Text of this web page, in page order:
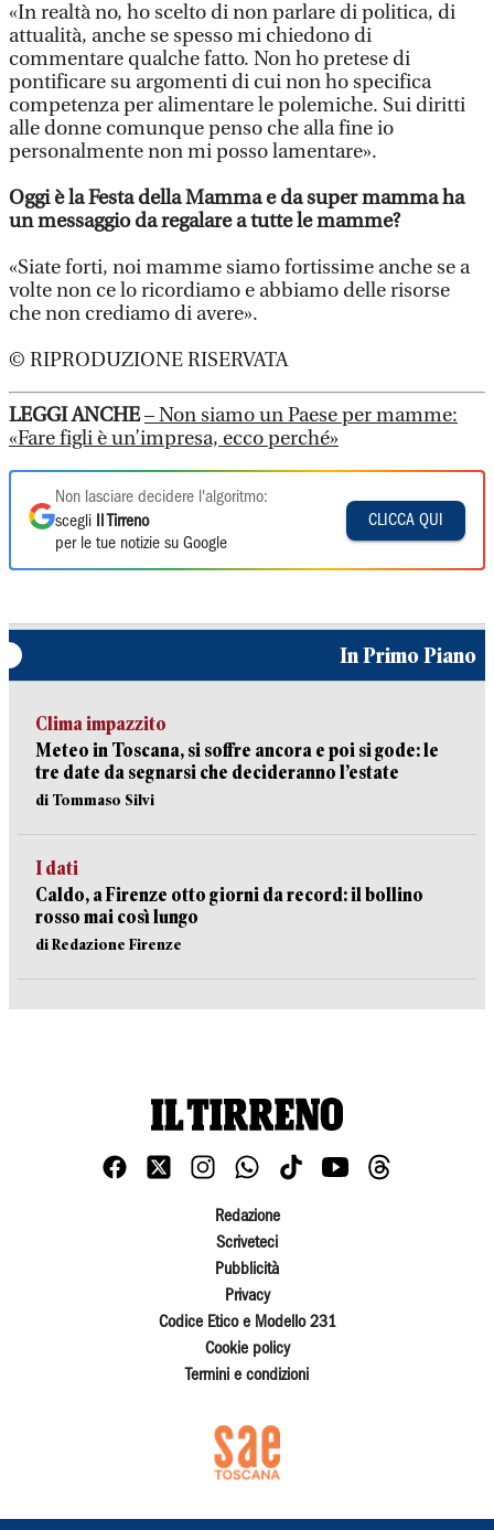
«In realtà no, ho scelto di non parlare di politica, di
attualità, anche se spesso mi chiedono di
commentare qualche fatto. Non ho pretese di
pontificare su argomenti di cui non ho specifica
competenza per alimentare le polemiche. Sui diritti
alle donne comunque penso che alla fine io
personalmente non mi posso lamentare».
Oggi è la Festa della Mamma e da super mamma ha
un messaggio da regalare a tutte le mamme?
«Siate forti, noi mamme siamo fortissime anche se a
volte non ce lo ricordiamo e abbiamo delle risorse
che non crediamo di avere».
© RIPRODUZIONE RISERVATA
LEGGI ANCHE– Non siamo un Paese per mamme:
«Fare figli è un’impresa, ecco perché»
Non lasciare decidere l'algoritmo:
scegli
Il Tirreno
per le tue notizie su Google
CLICCA QUI
In Primo Piano
Clima impazzito
Meteo in Toscana, si soffre ancora e poi si gode: le
tre date da segnarsi che decideranno l’estate
di Tommaso Silvi
I dati
Caldo, a Firenze otto giorni da record: il bollino
rosso mai così lungo
di Redazione Firenze
Redazione
Scriveteci
Pubblicità
Privacy
Codice Etico e Modello 231
Cookie policy
Termini e condizioni